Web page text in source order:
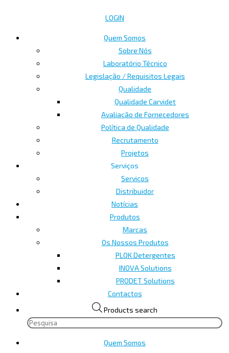
LOGIN
Quem Somos
Sobre Nós
Laboratório Técnico
Legislação / Requisitos Legais
Qualidade
Qualidade Carvidet
Avaliação de Fornecedores
Política de Qualidade
Recrutamento
Projetos
Serviços
Serviços
Distribuidor
Notícias
Produtos
Marcas
Os Nossos Produtos
PLOK Detergentes
INOVA Solutions
PRODET Solutions
Contactos
Products search
Quem Somos